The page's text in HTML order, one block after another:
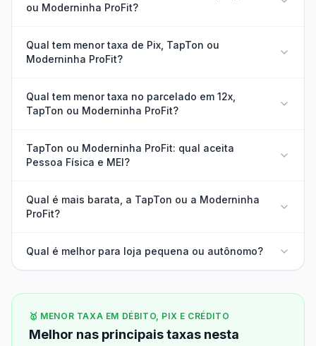
ou Moderninha ProFit?
Qual tem menor taxa de Pix, TapTon ou
Moderninha ProFit?
Qual tem menor taxa no parcelado em 12x,
TapTon ou Moderninha ProFit?
TapTon ou Moderninha ProFit: qual aceita
Pessoa Física e MEI?
Qual é mais barata, a TapTon ou a Moderninha
ProFit?
Qual é melhor para loja pequena ou autônomo?
🥇 MENOR TAXA EM DÉBITO, PIX E CRÉDITO
Melhor nas principais taxas nesta